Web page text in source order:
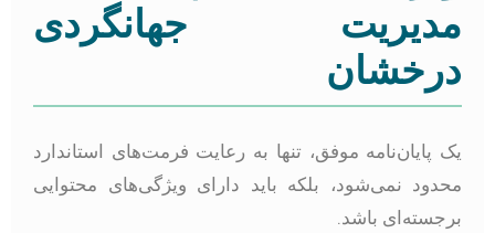
مدیریت جهانگردی
درخشان
یک پایان‌نامه موفق، تنها به رعایت فرمت‌های استاندارد
محدود نمی‌شود، بلکه باید دارای ویژگی‌های محتوایی
برجسته‌ای باشد.